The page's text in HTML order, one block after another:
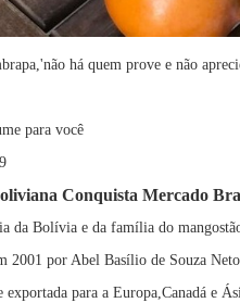
há quem prove e não
para você
Conquista Mercado
da Bolívia e da família do
2001 por Abel Basílio de Souza
para a Europa,Canadá e